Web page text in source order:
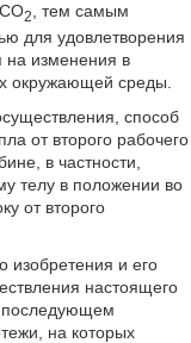
2
, тем самым
для удовлетворения
на изменения в
окружающей среды.
способ
от второго рабочего
в частности,
телу в положении во
от второго
изобретения и его
настоящего
последующем
на которых